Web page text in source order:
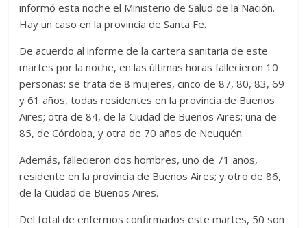
informó esta noche el Ministerio de Salud de la Nación.
Hay un caso en la provincia de Santa Fe.
De acuerdo al informe de la cartera sanitaria de este
martes por la noche, en las últimas horas fallecieron 10
personas: se trata de 8 mujeres, cinco de 87, 80, 83, 69
y 61 años, todas residentes en la provincia de Buenos
Aires; otra de 84, de la Ciudad de Buenos Aires; una de
85, de Córdoba, y otra de 70 años de Neuquén.
Además, fallecieron dos hombres, uno de 71 años,
residente en la provincia de Buenos Aires; y otro de 86,
de la Ciudad de Buenos Aires.
Del total de enfermos confirmados este martes, 50 son